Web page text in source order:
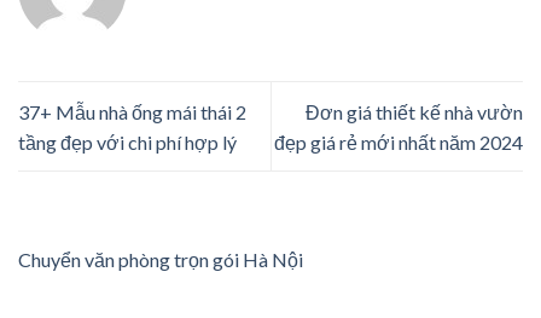
37+ Mẫu nhà ống mái thái 2
tầng đẹp với chi phí hợp lý
Đơn giá thiết kế nhà vườn
đẹp giá rẻ mới nhất năm 2024
Chuyển văn phòng trọn gói Hà Nội